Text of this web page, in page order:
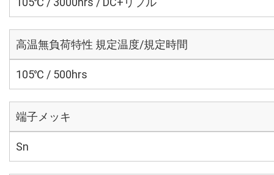
高温無負荷特性 規定温度/規定時間
105℃ / 500hrs
端子メッキ
Sn